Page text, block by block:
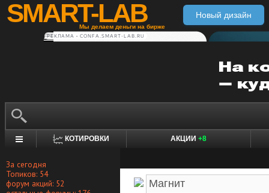
SMART-LAB
Мы делаем деньги на бирже
Новый дизайн
РЕКЛАМА • CONFA.SMART-LAB.RU
КОТИРОВКИ АКЦИИ +8
За сегодня
Топиков: 54
форум акций: 52